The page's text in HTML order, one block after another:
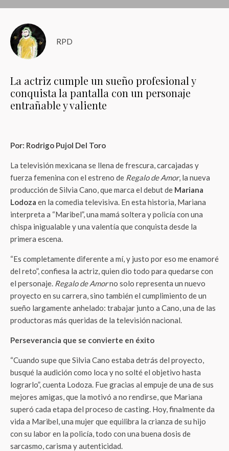
RPD
La actriz cumple un sueño profesional y
conquista la pantalla con un personaje
entrañable y valiente
Por: Rodrigo Pujol Del Toro
La televisión mexicana se llena de frescura, carcajadas y
fuerza femenina con el estreno de Regalo de Amor, la nueva
producción de Silvia Cano, que marca el debut de Mariana
Lodoza en la comedia televisiva. En esta historia, Mariana
interpreta a “Maribel”, una mamá soltera y policía con una
chispa inigualable y una valentía que conquista desde la
primera escena.
“Es completamente diferente a mí, y justo por eso me enamoré
del reto”, confiesa la actriz, quien dio todo para quedarse con
el personaje. Regalo de Amorno solo representa un nuevo
proyecto en su carrera, sino también el cumplimiento de un
sueño largamente anhelado: trabajar junto a Cano, una de las
productoras más queridas de la televisión nacional.
Perseverancia que se convierte en éxito
“Cuando supe que Silvia Cano estaba detrás del proyecto,
busqué la audición como loca y no solté el objetivo hasta
lograrlo”, cuenta Lodoza. Fue gracias al empuje de una de sus
mejores amigas, que la motivó a no rendirse, que Mariana
superó cada etapa del proceso de casting. Hoy, finalmente da
vida a Maribel, una mujer que equilibra la crianza de su hijo
con su labor en la policía, todo con una buena dosis de
sarcasmo, carisma y autenticidad.